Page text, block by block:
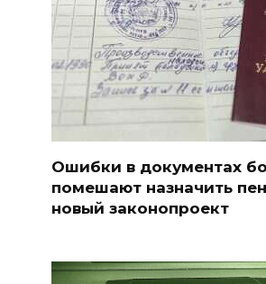
Ошибки в документах
помешают назначить
новый законопроект